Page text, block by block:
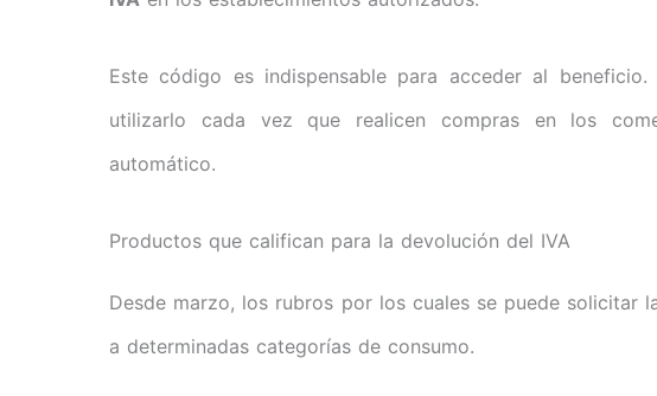
Este código es indispensable para acceder al
utilizarlo cada vez que realicen compras en los
automático.
Productos que califican para la devolución del IVA
Desde marzo, los rubros por los cuales se puede solicitar
a determinadas categorías de consumo.